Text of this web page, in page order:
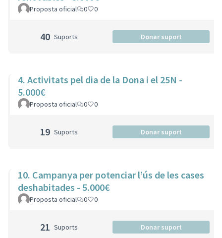
Proposta oficial 0 0
40 Suports Donar suport
4. Activitats pel dia de la Dona i el 25N -
5.000€
Proposta oficial 0 0
19 Suports Donar suport
10. Campanya per potenciar l’ús de les cases
deshabitades - 5.000€
Proposta oficial 0 0
21 Suports Donar suport